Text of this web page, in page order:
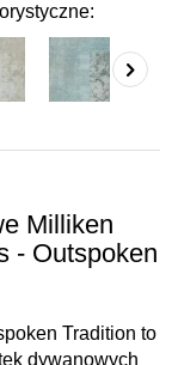
Milliken
- Outspoken
Tradition to
dywanowych